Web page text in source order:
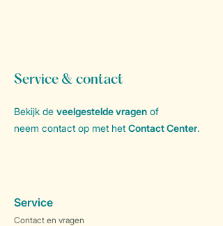
Service & contact
Bekijk de veelgestelde vragen of
neem contact op met het Contact Center.
Service
Contact en vragen